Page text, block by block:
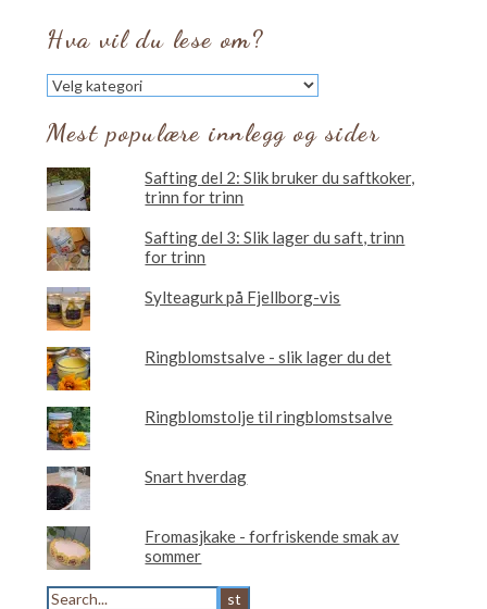
Hva vil du lese om?
Hva
vil
du
lese
Mest populære innlegg og sider
Safting del 2: Slik bruker du saftkoker,
trinn for trinn
Safting del 3: Slik lager du saft, trinn
for trinn
Sylteagurk på Fjellborg-vis
Ringblomstsalve - slik lager du det
Ringblomstolje til ringblomstsalve
Snart hverdag
Fromasjkake - forfriskende smak av
sommer